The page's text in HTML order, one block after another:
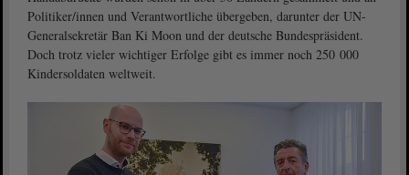
Politiker/innen und Verantwortliche übergeben, darunter der UN-
Generalsekretär Ban Ki Moon und der deutsche Bundespräsident.
Doch trotz vieler wichtiger Erfolge gibt es immer noch 250 000
Kindersoldaten weltweit.